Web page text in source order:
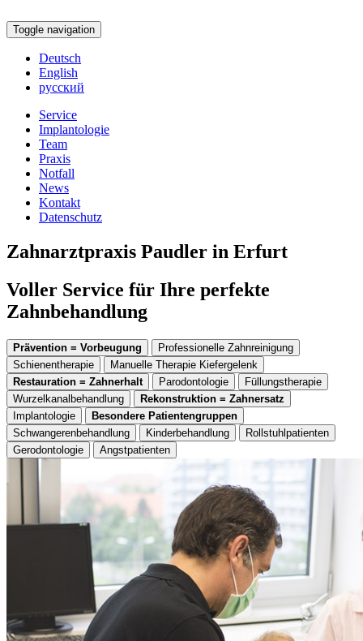
Toggle navigation
Deutsch
English
русский
Service
Implantologie
Team
Praxis
Notfall
News
Kontakt
Datenschutz
Zahnarztpraxis Paudler in Erfurt
Voller Service für Ihre perfekte
Zahnbehandlung
Prävention = Vorbeugung
Professionelle Zahnreinigung
Schienentherapie
Manuelle Therapie Kiefergelenk
Restauration = Zahnerhalt
Parodontologie
Füllungstherapie
Wurzelkanalbehandlung
Rekonstruktion = Zahnersatz
Implantologie
Besondere Patientengruppen
Schwangerenbehandlung
Kinderbehandlung
Rollstuhlpatienten
Gerodontologie
Angstpatienten